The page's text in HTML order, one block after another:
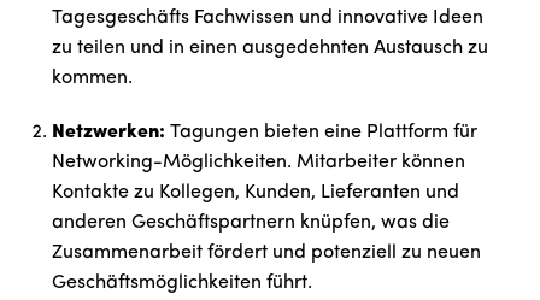
Tagesgeschäfts Fachwissen und innovative Ideen
zu teilen und in einen ausgedehnten Austausch zu
kommen.
Netzwerken: Tagungen bieten eine Plattform für
Networking-Möglichkeiten. Mitarbeiter können
Kontakte zu Kollegen, Kunden, Lieferanten und
anderen Geschäftspartnern knüpfen, was die
Zusammenarbeit fördert und potenziell zu neuen
Geschäftsmöglichkeiten führt.